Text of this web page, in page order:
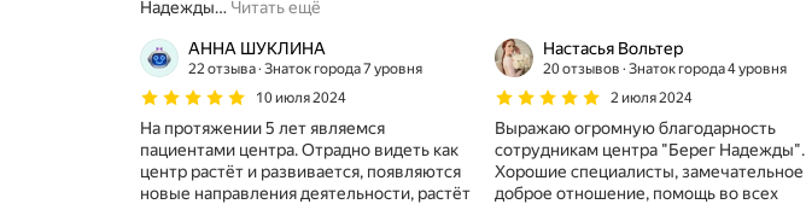
Надежды… Читать ещё
АННА ШУКЛИНА
22 отзыва Знаток города 7 уровня
10 июля 2024
На протяжении 5 лет являемся
пациентами центра. Отрадно видеть как
центр растёт и развивается, появляются
новые направления деятельности, растёт
Настасья Вольтер
20 отзывов Знаток города 4 уровня
2 июля 2024
Выражаю огромную благодарность
сотрудникам центра "Берег Надежды".
Хорошие специалисты, замечательное
доброе отношение, помощь во всех